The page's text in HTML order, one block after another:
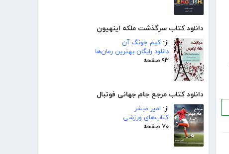
دانلود کتاب سرگذشت ملکه اینهیون
از: کیم جونگ آن
دانلود رایگان بهترین رمان‌ها
۹۳ صفحه
دانلود کتاب مرجع جام جهانی فوتبال
از: امیر مبشر
کتاب‌های ورزشی
۷۰ صفحه